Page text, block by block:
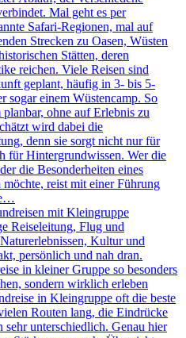
Mal geht es per
Safari-Regionen, mal auf
Strecken zu Oasen, Wüsten
Stätten, deren
reichen. Viele Reisen sind
geplant, häufig in 3- bis 5-
sogar einem Wüstencamp. So
ohne auf Erlebnis zu
wird dabei die
denn sie sorgt nicht nur für
für Hintergrundwissen. Wer die
die Besonderheiten eines
reist mit einer Führung
mit Kleingruppe
Reiseleitung, Flug und
Kultur und
persönlich und nah dran.
in kleiner Gruppe so besonders
sondern wirklich erleben
in Kleingruppe oft die beste
Routen lang, die Eindrücke
sehr unterschiedlich. Genau hier